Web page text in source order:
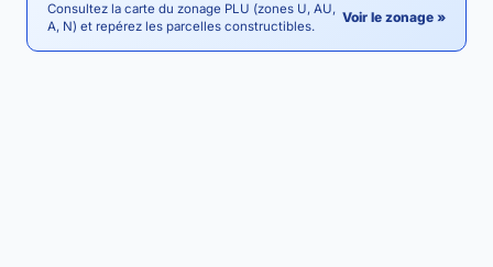
Consultez la carte du zonage PLU (zones U, AU,
A, N) et repérez les parcelles constructibles.
Voir le zonage »